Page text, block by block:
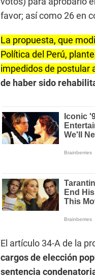
favor; así como 26 en
La propuesta, que
Política del Perú,
impedidos de postular
de haber sido
El artículo 34-A de la
cargos de elección
sentencia